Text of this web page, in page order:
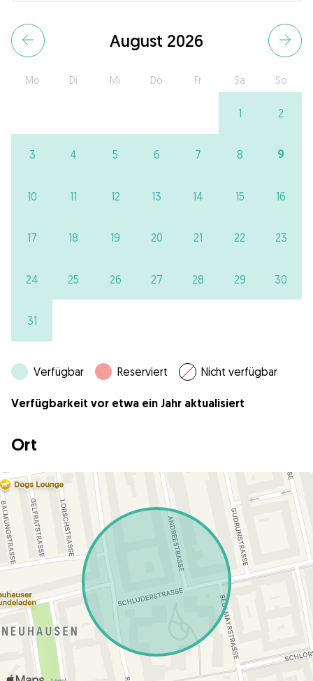
August 2026
Mo Di Mi Do Fr Sa So
1 2
3 4 5 6 7 8 9
10 11 12 13 14 15 16
17 18 19 20 21 22 23
24 25 26 27 28 29 30
31
Verfügbar Reserviert Nicht verfügbar
Verfügbarkeit vor etwa ein Jahr aktualisiert
Ort